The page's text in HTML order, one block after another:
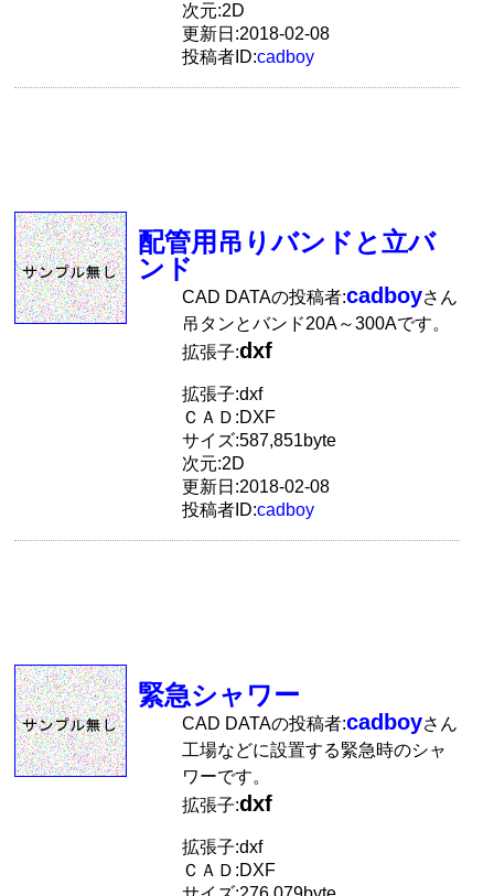
次元:2D
更新日:2018-02-08
投稿者ID:cadboy
配管用吊りバンドと立バ
ンド
CAD DATAの投稿者:cadboyさん
吊タンとバンド20A～300Aです。
拡張子:dxf
拡張子:dxf
ＣＡＤ:DXF
サイズ:587,851byte
次元:2D
更新日:2018-02-08
投稿者ID:cadboy
緊急シャワー
CAD DATAの投稿者:cadboyさん
工場などに設置する緊急時のシャ
ワーです。
拡張子:dxf
拡張子:dxf
ＣＡＤ:DXF